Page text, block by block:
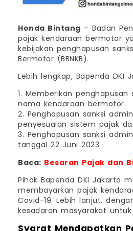
Honda Bintang – Badan
pajak kendaraan bermotor
kebijakan penghapusan
Bermotor (BBNKB).
Lebih lengkap, Bapenda
1. Memberikan
nama kendaraan bermotor.
2. Penghapusan sanksi
penyesuaian sistem pajak
3. Penghapusan sanksi
tanggal 22 Juni 2023.
Baca: Besaran Pajak dan
Pihak Bapenda DKI Jakarta
membayarkan pajak
Covid-19. Lebih lanjut,
kesadaran masyarakat
Syarat Mendapatkan